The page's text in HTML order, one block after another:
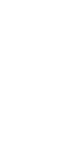
оЙ
ъБ
оЙ
б Ч
й
й